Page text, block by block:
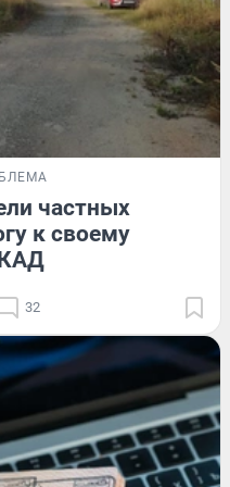
частных
к своему
32